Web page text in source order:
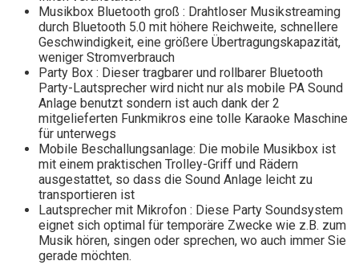
Musikbox Bluetooth groß : Drahtloser Musikstreaming
durch Bluetooth 5.0 mit höhere Reichweite, schnellere
Geschwindigkeit, eine größere Übertragungskapazität,
weniger Stromverbrauch
Party Box : Dieser tragbarer und rollbarer Bluetooth
Party-Lautsprecher wird nicht nur als mobile PA Sound
Anlage benutzt sondern ist auch dank der 2
mitgelieferten Funkmikros eine tolle Karaoke Maschine
für unterwegs
Mobile Beschallungsanlage: Die mobile Musikbox ist
mit einem praktischen Trolley-Griff und Rädern
ausgestattet, so dass die Sound Anlage leicht zu
transportieren ist
Lautsprecher mit Mikrofon : Diese Party Soundsystem
eignet sich optimal für temporäre Zwecke wie z.B. zum
Musik hören, singen oder sprechen, wo auch immer Sie
gerade möchten.